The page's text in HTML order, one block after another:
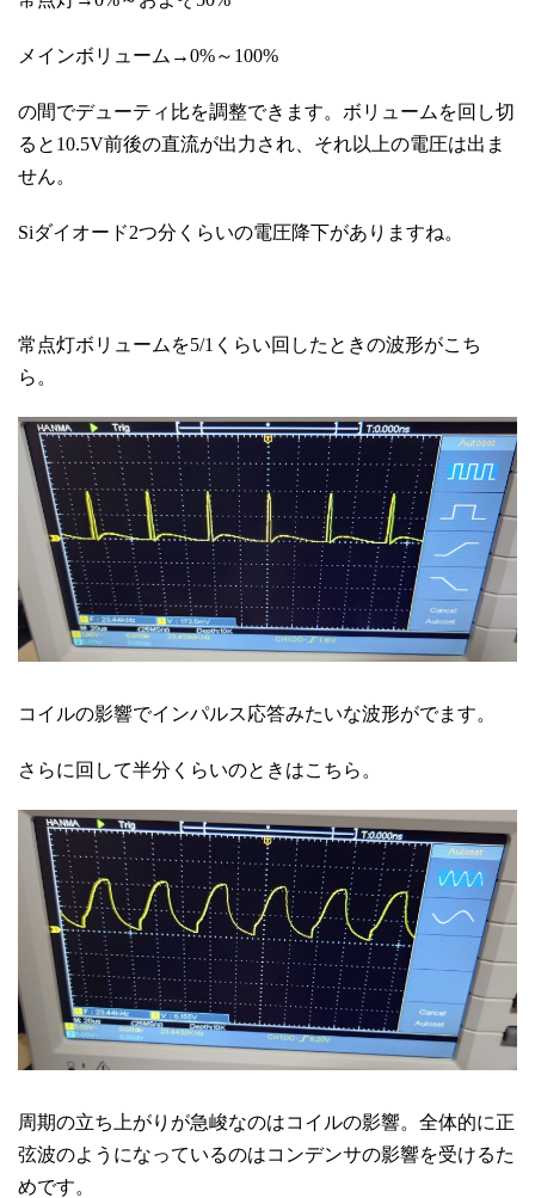
メインボリューム→0%～100%
の間でデューティ比を調整できます。ボリュームを回し切
ると10.5V前後の直流が出力され、それ以上の電圧は出ま
せん。
Siダイオード2つ分くらいの電圧降下がありますね。
常点灯ボリュームを5/1くらい回したときの波形がこち
ら。
コイルの影響でインパルス応答みたいな波形がでます。
さらに回して半分くらいのときはこちら。
周期の立ち上がりが急峻なのはコイルの影響。全体的に正
弦波のようになっているのはコンデンサの影響を受けるた
めです。